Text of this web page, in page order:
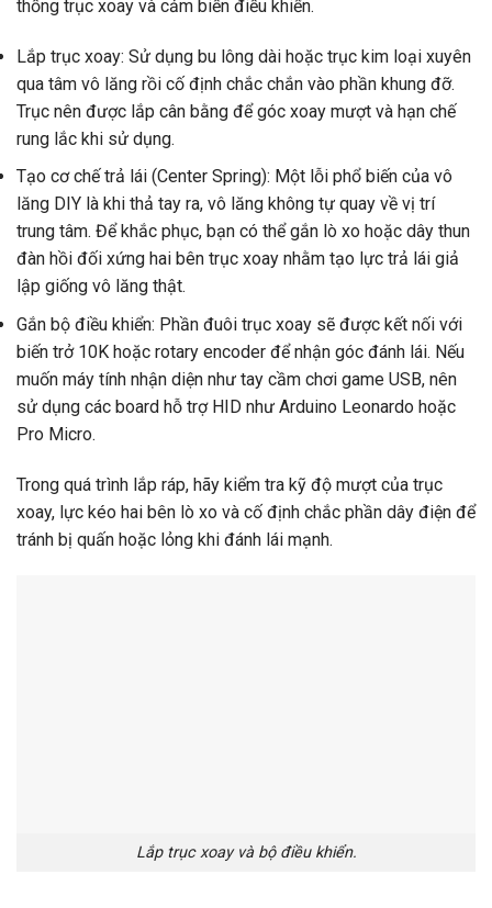
thống trục xoay và cảm biến điều khiển.
Lắp trục xoay: Sử dụng bu lông dài hoặc trục kim loại xuyên
qua tâm vô lăng rồi cố định chắc chắn vào phần khung đỡ.
Trục nên được lắp cân bằng để góc xoay mượt và hạn chế
rung lắc khi sử dụng.
Tạo cơ chế trả lái (Center Spring): Một lỗi phổ biến của vô
lăng DIY là khi thả tay ra, vô lăng không tự quay về vị trí
trung tâm. Để khắc phục, bạn có thể gắn lò xo hoặc dây thun
đàn hồi đối xứng hai bên trục xoay nhằm tạo lực trả lái giả
lập giống vô lăng thật.
Gắn bộ điều khiển: Phần đuôi trục xoay sẽ được kết nối với
biến trở 10K hoặc rotary encoder để nhận góc đánh lái. Nếu
muốn máy tính nhận diện như tay cầm chơi game USB, nên
sử dụng các board hỗ trợ HID như Arduino Leonardo hoặc
Pro Micro.
Trong quá trình lắp ráp, hãy kiểm tra kỹ độ mượt của trục
xoay, lực kéo hai bên lò xo và cố định chắc phần dây điện để
tránh bị quấn hoặc lỏng khi đánh lái mạnh.
Lắp trục xoay và bộ điều khiển.